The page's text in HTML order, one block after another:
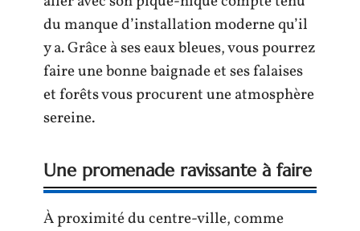
du manque d’installation moderne qu’il
y a. Grâce à ses eaux bleues, vous pourrez
faire une bonne baignade et ses falaises
et forêts vous procurent une atmosphère
sereine.
Une promenade ravissante à faire
À proximité du centre-ville, comme